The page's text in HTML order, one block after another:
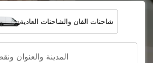
شاحنات الفان والشاحنات العادية